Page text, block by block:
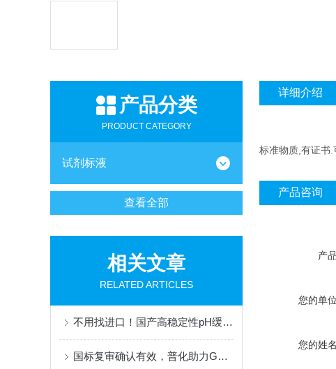
产品分类
PRODUCT CATEGORY
试剂标液
查看全部
相关文章
RELATED ARTICLES
不用找进口！国产高稳定性pH缓冲液，适配梅特勒、哈希、雷磁全系设备
国标复审确认有效，普化助力GB 31570框架下炼油废水监测的合规性升级
详细介绍
标准物质,有证书
产品咨询
产
您的单位
您的姓名